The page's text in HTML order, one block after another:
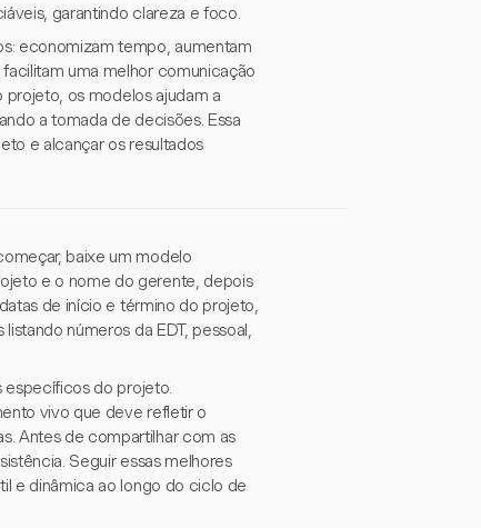
garantindo clareza e foco.
economizam tempo, aumentam
uma melhor comunicação
os modelos ajudam a
a tomada de decisões. Essa
e alcançar os resultados
baixe um modelo
e o nome do gerente, depois
de início e término do projeto,
números da EDT, pessoal,
específicos do projeto.
vivo que deve refletir o
Antes de compartilhar com as
Seguir essas melhores
e dinâmica ao longo do ciclo de